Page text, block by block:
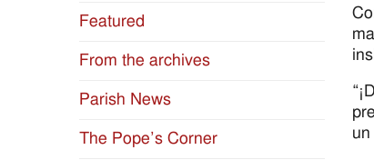
Featured
From the archives
Parish News
The Pope’s Corner